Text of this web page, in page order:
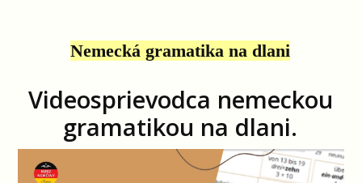
Nemecká gramatika na dlani
Videosprievodca nemeckou
gramatikou na dlani.
prehrávač